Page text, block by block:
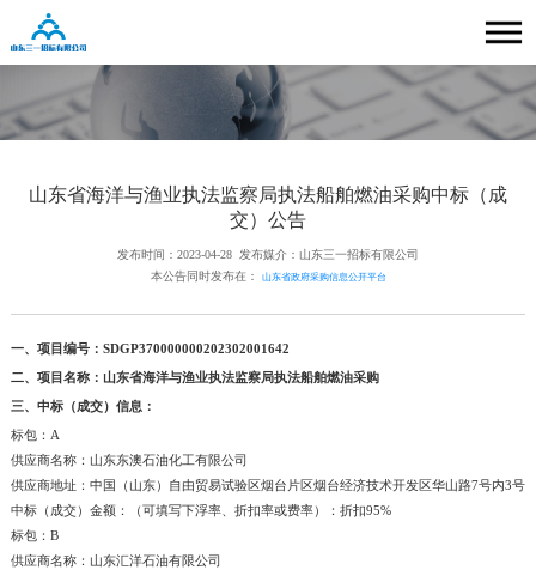
山东省海洋与渔业执法监察局执法船舶燃油采购中标（成
交）公告
发布时间：2023-04-28
发布媒介：山东三一招标有限公司
本公告同时发布在：
山东省政府采购信息公开平台
一、项目编号：SDGP370000000202302001642
二、项目名称：山东省海洋与渔业执法监察局执法船舶燃油采购
三、中标（成交）信息：
标包：A
供应商名称：山东东澳石油化工有限公司
供应商地址：中国（山东）自由贸易试验区烟台片区烟台经济技术开发区华山路7号内3号
中标（成交）金额：（可填写下浮率、折扣率或费率）：折扣95%
标包：B
供应商名称：山东汇洋石油有限公司